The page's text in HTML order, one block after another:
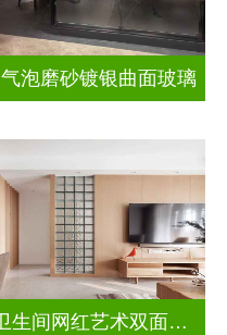
气泡磨砂镀银曲面玻璃
卫生间网红艺术双面玻璃砖